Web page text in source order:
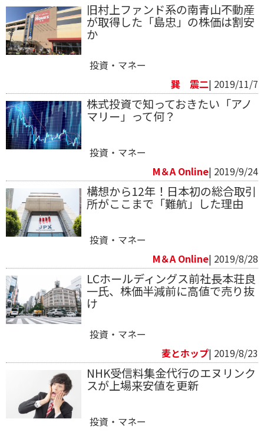
旧村上ファンド系の南青山不動産
が取得した「島忠」の株価は割安
か
投資・マネー
巽 震二| 2019/11/7
株式投資で知っておきたい「アノ
マリー」って何？
投資・マネー
M＆A Online| 2019/9/24
構想から12年！日本初の総合取引
所がここまで「難航」した理由
投資・マネー
M＆A Online| 2019/8/28
LCホールディングス前社長本荘良
一氏、株価半減前に高値で売り抜
け
投資・マネー
麦とホップ| 2019/8/23
NHK受信料集金代行のエヌリンク
スが上場来安値を更新
投資・マネー